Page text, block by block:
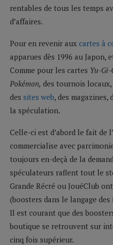
rentables de tous les temps
d’affaires.
Pour en revenir aux cartes à
apparues dès 1996 au Japon,
Comme pour les cartes Yu-Gi-
Pokémon, des tournois
des sites web, des
la spéculation.
Celle-ci est d’abord le fait de
commercialise avec
toujours en-deçà de la
spéculateurs raflent tout le
Grande Récré ou JouéClub
(boosters dans le langage
Il est courant que des
boutique se retrouvent sur
cinq fois supérieur.